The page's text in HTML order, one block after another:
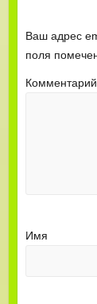
Ваш адрес
поля
Комментарий
Имя